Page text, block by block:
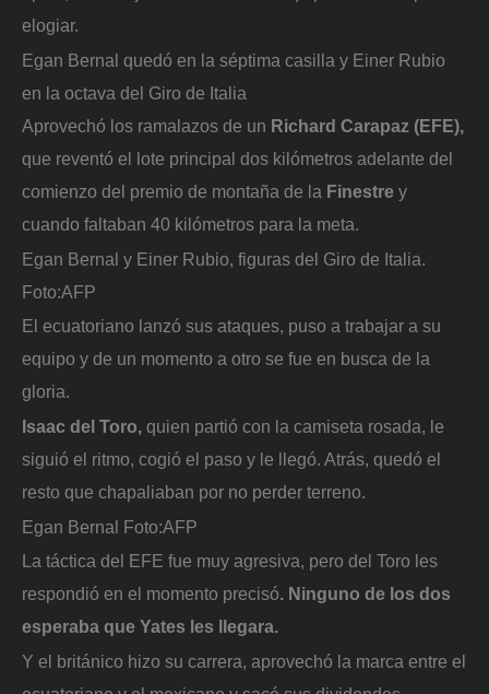
elogiar.
Egan Bernal quedó en la séptima casilla y Einer Rubio
en la octava del Giro de Italia
Aprovechó los ramalazos de un Richard Carapaz (EFE),
que reventó el lote principal dos kilómetros adelante del
comienzo del premio de montaña de la Finestre y
cuando faltaban 40 kilómetros para la meta.
Egan Bernal y Einer Rubio, figuras del Giro de Italia.
Foto:AFP
El ecuatoriano lanzó sus ataques, puso a trabajar a su
equipo y de un momento a otro se fue en busca de la
gloria.
Isaac del Toro, quien partió con la camiseta rosada, le
siguió el ritmo, cogió el paso y le llegó. Atrás, quedó el
resto que chapaliaban por no perder terreno.
Egan Bernal Foto:AFP
La táctica del EFE fue muy agresiva, pero del Toro les
respondió en el momento precisó. Ninguno de los dos
esperaba que Yates les llegara.
Y el británico hizo su carrera, aprovechó la marca entre el